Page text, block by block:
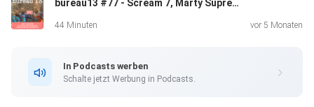
29:42 Mandalorian & Grogu bureau13 #77 - Scream 7, Marty Supreme, Ach, diese Lücke, diese entsetzliche Lücke, He-Man and the Masters of the Universe (2021)
44 Minuten vor 5 Monaten
In Podcasts werben
Schalte jetzt Werbung in Podcasts.